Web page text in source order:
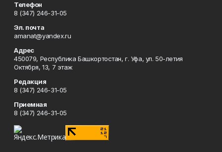
Телефон
8 (347) 246-31-05
Эл. почта
amanat@yandex.ru
Адрес
450079, Республика Башкортостан, г. Уфа, ул. 50-летия
Октября, 13, 7 этаж
Редакция
8 (347) 246-31-05
Приемная
8 (347) 246-31-05